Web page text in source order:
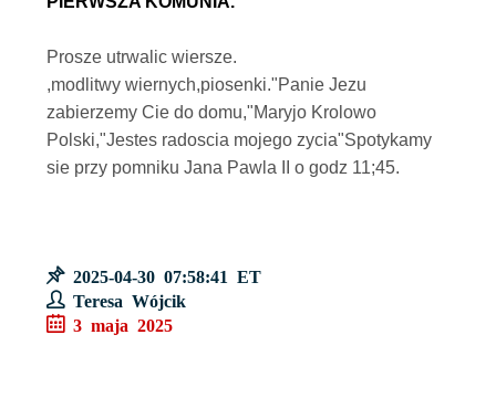
Prosze utrwalic wiersze.
,modlitwy wiernych,piosenki."Panie Jezu
zabierzemy Cie do domu,"Maryjo Krolowo
Polski,"Jestes radoscia mojego zycia"Spotykamy
sie przy pomniku Jana Pawla II o godz 11;45.
2025-04-30 07:58:41 ET
Teresa Wójcik
3 maja 2025